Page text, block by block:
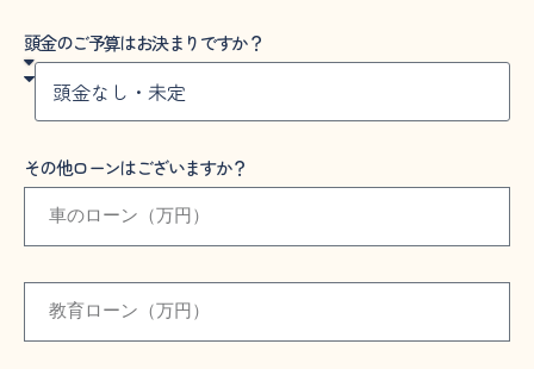
頭金のご予算はお決まりですか？
その他ローンはございますか？